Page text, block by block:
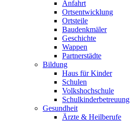
Anfahrt
Ortsentwicklung
Ortsteile
Baudenkmäler
Geschichte
Wappen
Partnerstädte
Bildung
Haus für Kinder
Schulen
Volkshochschule
Schulkinderbetreuung
Gesundheit
Ärzte & Heilberufe